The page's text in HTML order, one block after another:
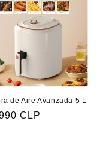
de Aire Avanzada 5 L
CLP